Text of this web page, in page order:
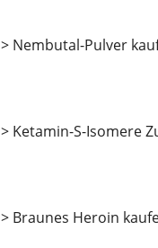
> Nembutal-Pulver
> Ketamin-S-Isomere
> Braunes Heroin